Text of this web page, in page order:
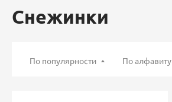
Снежинки
По популярности По алфавиту